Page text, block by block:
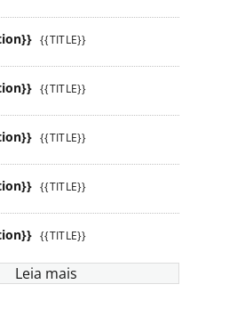
{{TITLE}}
{{TITLE}}
{{TITLE}}
{{TITLE}}
{{TITLE}}
Leia mais